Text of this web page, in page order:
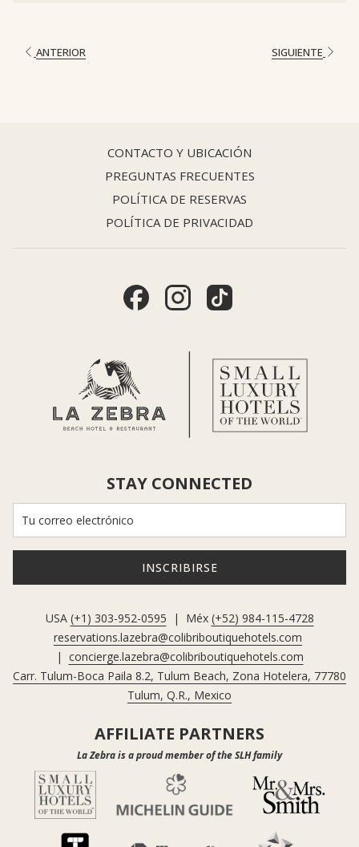
ANTERIOR SIGUIENTE
CONTACTO Y UBICACIÓN
PREGUNTAS FRECUENTES
POLÍTICA DE RESERVAS
POLÍTICA DE PRIVACIDAD
STAY CONNECTED
INSCRIBIRSE
USA (+1) 303-952-0595 | Méx (+52) 984-115-4728
reservations.lazebra@colibriboutiquehotels.com
| concierge.lazebra@colibriboutiquehotels.com
Carr. Tulum-Boca Paila 8.2, Tulum Beach, Zona Hotelera, 77780
Tulum, Q.R., Mexico
AFFILIATE PARTNERS
La Zebra is a proud member of the SLH family